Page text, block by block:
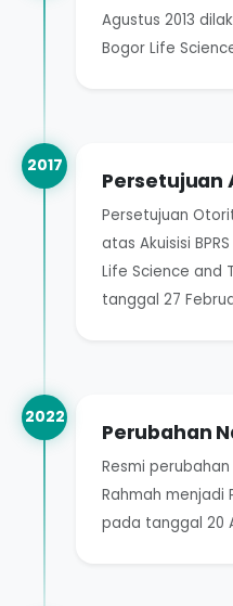
Agustus 2013
Bogor Life
2017
Persetujuan
Persetujuan
atas Akuisisi
Life Science and
tanggal 27
2022
Perubahan
Resmi perubahan
Rahmah menjadi
pada tanggal 20